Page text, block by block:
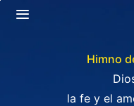
Himno
la fe y el